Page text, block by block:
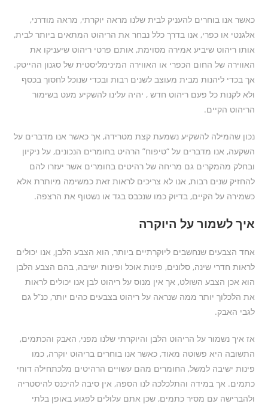
כאשר אנו בוחרים להעניק לבית שלנו מראה יוקרתי, מראה מודרני,
אלגנטי או כפרי, אנו בדרך כלל נבחר את הריהוט המתאים ביותר לבית,
אותו ריהוט שיביע אמירה מסוימת, אותם פרטי ריהוט שיעניקו את
האווירה של החום הכפרי או האווירה המינימליסטית של סגנון ההייטק.
אך בכדי ליהנות מבית מעוצב לשנים רבות ובכדי שנוכל לחסוך בכסף
ולא לקנות כל פעם ריהוט חדש , יהיה עלינו להשקיע מעט בשימור
הריהוט הקיים.
נכון שהמילה להשקיע נשמעת קצת מטרידה, אך כאשר אנו מדברים על
השקעה, אנו מדברים על “טיפוח” הרהיט בחומרים הנכונים, על ניקיון
ובחלק מהמקרים גם מריחה של רהיטים בחומרים אשר יעזרו להם
להחזיק שנים רבות, אנו לא צריכים לראות זאת כמשימה מיותרת אלא
כשמירה על הקיים, בדיוק כמו שנכבס בגד או נשטוף את הרצפה.
איך לשמור על היוקרה
אחד הצבעים שנחשבים ליוקרתיים ביותר, הוא הצבע הלבן, אנו יכולים
לראות חדרי שינה, סלונים, פינות אוכל ופינות ישיבה, בהם הצבע הלבן
הוא אכן הצבע השולט, אך אין מנוס על ריהוט לבן אנו יכולים לראות
את הלכלוך יותר ממה שנראה על ריהוט בצבעים כהים יותר, כנ”ל גם
לגבי האבק.
אז איך נשמור על הריהוט הלבן והיוקרתי שלנו מפני, האבק והכתמים,
התשובה היא פשוטה מאוד, כאשר אנו בוחרים בריהוט יוקרה, כמו
פינות ישיבה למשל, החומרים מהם עשויים הרהיטים מלכתחילה דוחי
כתמים. אך במידה והתלכלכה לנו הספה, אין סיבה להיכנס להיסטריה
ולהברישה עם מסיר כתמים, שכן אתם עלולים לפגוע באופן בלתי